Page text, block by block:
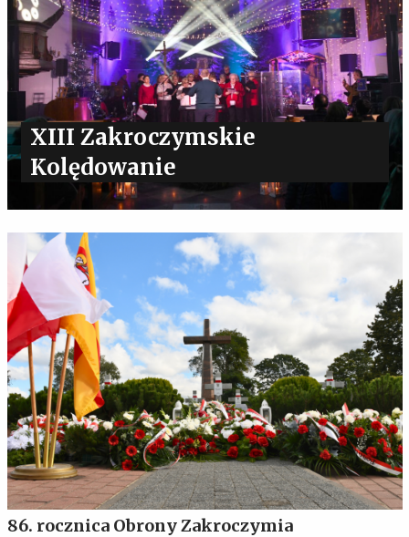
XIII Zakroczymskie
Kolędowanie
86. rocznica Obrony Zakroczymia